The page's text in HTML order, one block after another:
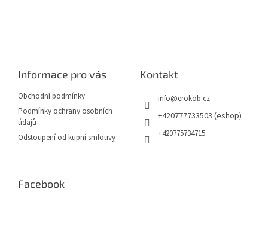
Informace pro vás
Obchodní podmínky
Podmínky ochrany osobních
údajů
Odstoupení od kupní smlouvy
Kontakt
info@erokob.cz
+420777733503 (eshop)
+420775734715
Facebook